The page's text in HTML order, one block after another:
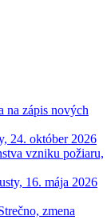
na zápis nových
24. október 2026
vzniku požiaru,
16. mája 2026
zmena